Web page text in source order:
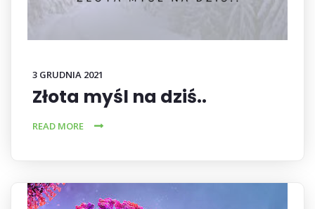
3 GRUDNIA 2021
Złota myśl na dziś..
READ MORE